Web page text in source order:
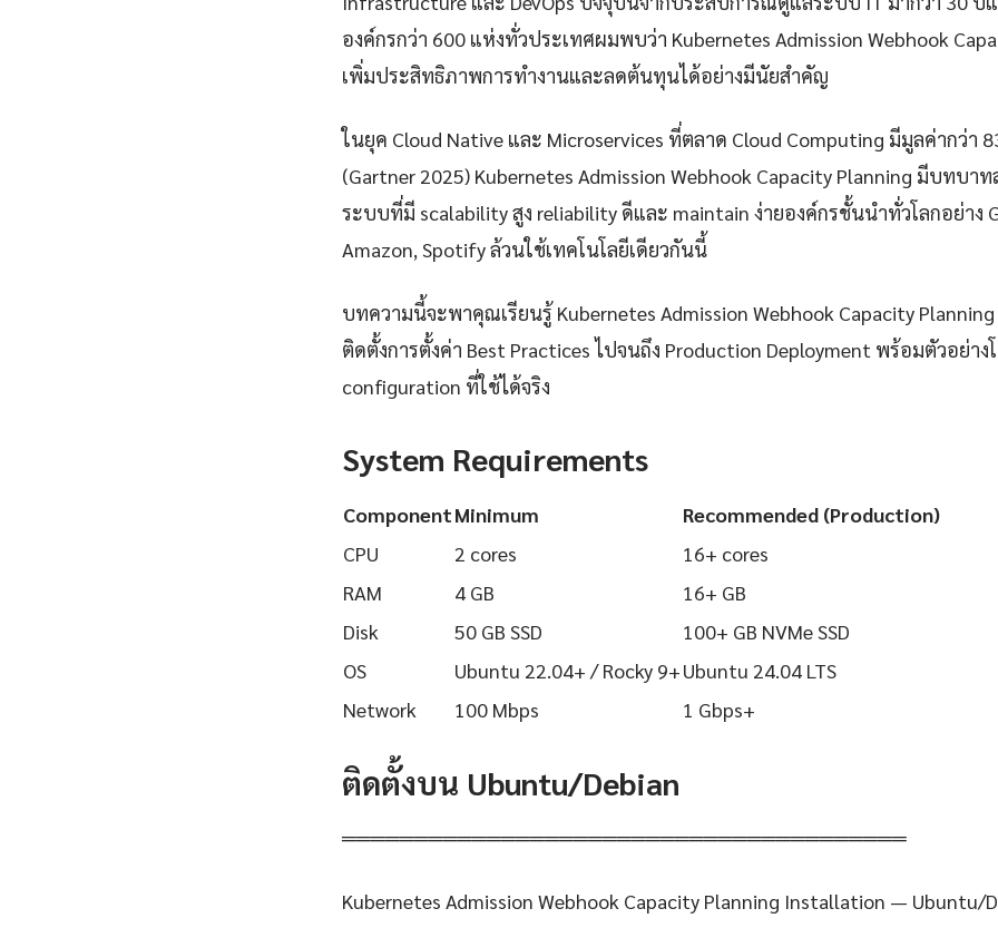
องค์กรกว่า 600 แห่งทั่วประเทศผมพบว่า Kubernetes Admission Webhook
เพิ่มประสิทธิภาพการทำงานและลดต้นทุนได้อย่างมีนัยสำคัญ
ในยุค Cloud Native และ Microservices ที่ตลาด Cloud Computing มีมูลค่ากว่า
(Gartner 2025) Kubernetes Admission Webhook Capacity Planning มีบทบา
ระบบที่มี scalability สูง reliability ดีและ maintain ง่ายองค์กรชั้นนำทั่วโลกอย่าง
Amazon, Spotify ล้วนใช้เทคโนโลยีเดียวกันนี้
บทความนี้จะพาคุณเรียนรู้ Kubernetes Admission Webhook Capacity
ติดตั้งการตั้งค่า Best Practices ไปจนถึง Production Deployment พร้อมตัวอย่าง
configuration ที่ใช้ได้จริง
System Requirements
ComponentMinimum
Recommended (Production)
CPU
2 cores
16+ cores
RAM
4 GB
16+ GB
Disk
50 GB SSD
100+ GB NVMe SSD
OS
Ubuntu 22.04+ / Rocky 9+Ubuntu 24.04 LTS
Network
100 Mbps 1 Gbps+
ติดตั้งบน Ubuntu/Debian
═══════════════════════════════════════
Kubernetes Admission Webhook Capacity Planning Installation — Ubuntu/